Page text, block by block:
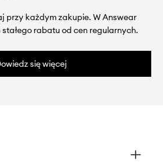
przy każdym zakupie. W Answear
stałego rabatu od cen regularnych.
się więcej